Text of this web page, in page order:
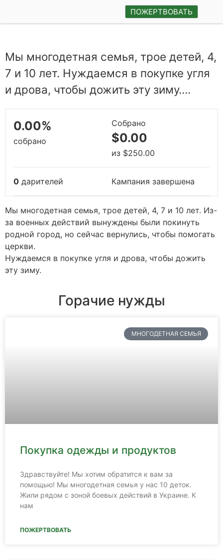
ПОЖЕРТВОВАТЬ
Мы многодетная семья, трое детей, 4,
7 и 10 лет. Нуждаемся в покупке угля
и дрова, чтобы дожить эту зиму….
0.00%
собрано
Собрано
$0.00
из $250.00
0 дарителей Кампания завершена
Мы многодетная семья, трое детей, 4, 7 и 10 лет. Из-
за военных действий вынуждены были покинуть
родной город, но сейчас вернулись, чтобы помогать
церкви.
Нуждаемся в покупке угля и дрова, чтобы дожить
эту зиму.
Горачие нужды
МНОГОДЕТНАЯ СЕМЬЯ
Покупка одежды и продуктов
Здравствуйте! Мы хотим обратится к вам за
помощью! Мы многодетная семья у нас 10 деток.
Жили рядом с зоной боевых действий в Украине. К
нам
ПОЖЕРТВОВАТЬ